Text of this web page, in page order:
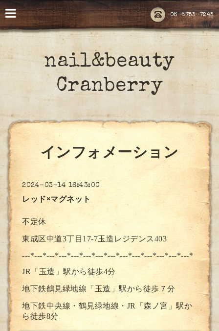
06-6753-7245
nail&beauty
Cranberry
インフォメーション
2024-03-14 16:43:00
レッド×マグネット
不定休
東成区中道3丁目17-7玉造レジデンス403
---*---*---*---*---*---*---*---*---*---*---*---*---*---*
JR「玉造」駅から徒歩4分
地下鉄鶴見緑地線「玉造」駅から徒歩７分
地下鉄中央線・鶴見緑地線・JR「森ノ宮」駅か
ら徒歩8分